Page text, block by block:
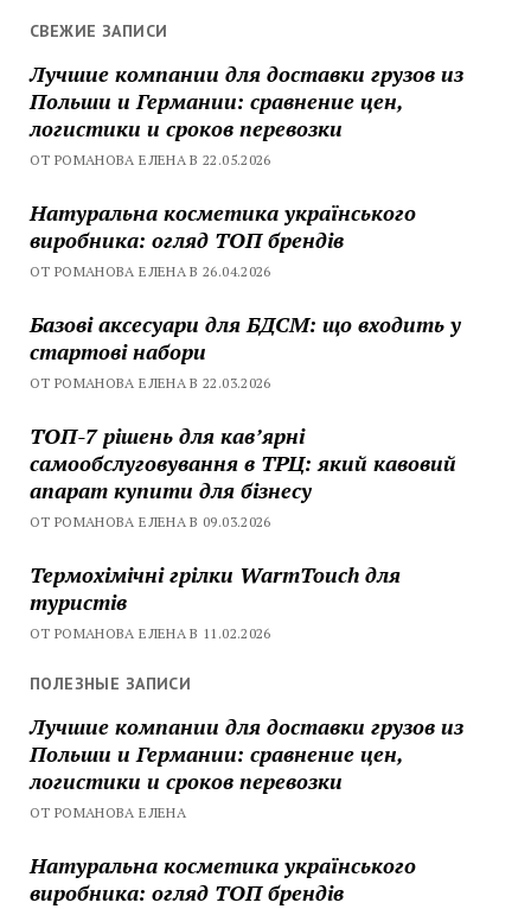
СВЕЖИЕ ЗАПИСИ
Лучшие компании для доставки грузов из
Польши и Германии: сравнение цен,
логистики и сроков перевозки
ОТ РОМАНОВА ЕЛЕНА В 22.05.2026
Натуральна косметика українського
виробника: огляд ТОП брендів
ОТ РОМАНОВА ЕЛЕНА В 26.04.2026
Базові аксесуари для БДСМ: що входить у
стартові набори
ОТ РОМАНОВА ЕЛЕНА В 22.03.2026
ТОП-7 рішень для кавʼярні
самообслуговування в ТРЦ: який кавовий
апарат купити для бізнесу
ОТ РОМАНОВА ЕЛЕНА В 09.03.2026
Термохімічні грілки WarmTouch для
туристів
ОТ РОМАНОВА ЕЛЕНА В 11.02.2026
ПОЛЕЗНЫЕ ЗАПИСИ
Лучшие компании для доставки грузов из
Польши и Германии: сравнение цен,
логистики и сроков перевозки
ОТ РОМАНОВА ЕЛЕНА
Натуральна косметика українського
виробника: огляд ТОП брендів